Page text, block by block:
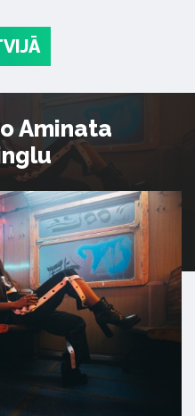
Aminata